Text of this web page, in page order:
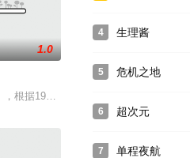
，他只能独自给父亲送终。珍视兄
来所打破。
威特合作「镖客三系列」之后，瑟吉
1.0
根据1969年以色列著名畅销小说家尤
4 生理酱
5 危机之地
6 超次元
7 单程夜航